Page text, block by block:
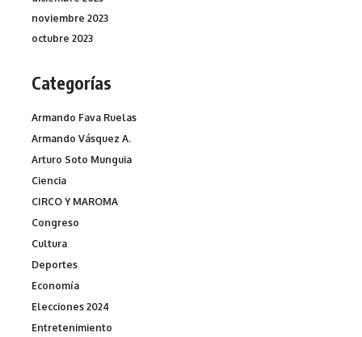
noviembre 2023
octubre 2023
Categorías
Armando Fava Ruelas
Armando Vásquez A.
Arturo Soto Munguia
Ciencia
CIRCO Y MAROMA
Congreso
Cultura
Deportes
Economía
Elecciones 2024
Entretenimiento